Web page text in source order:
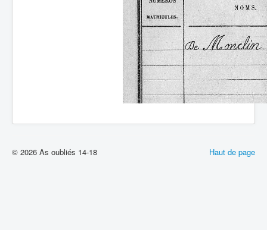
Haut de page
© 2026 As oubliés 14-18